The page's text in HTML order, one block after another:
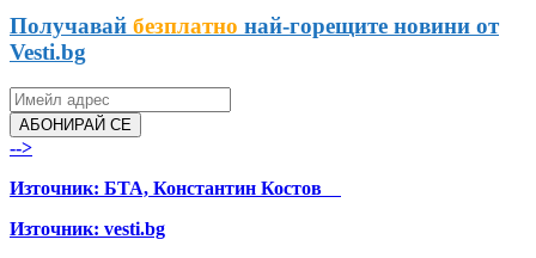
Получавай безплатно най-горещите новини от
Vesti.bg
АБОНИРАЙ СЕ
-->
Източник: БТА, Константин Костов
Източник: vesti.bg